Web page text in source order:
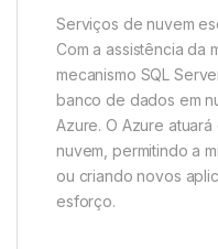
Serviços de nuvem
Com a assistência da
mecanismo SQL
banco de dados em
Azure. O Azure
nuvem, permitindo a
ou criando novos
esforço.